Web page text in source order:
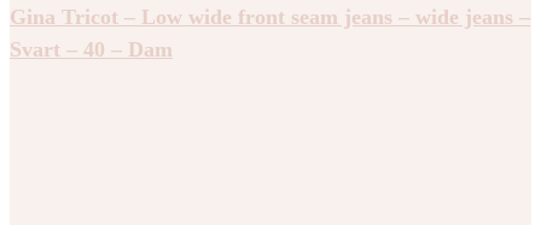
Gina Tricot – Low wide front seam jeans – wide jeans –
Svart – 40 – Dam